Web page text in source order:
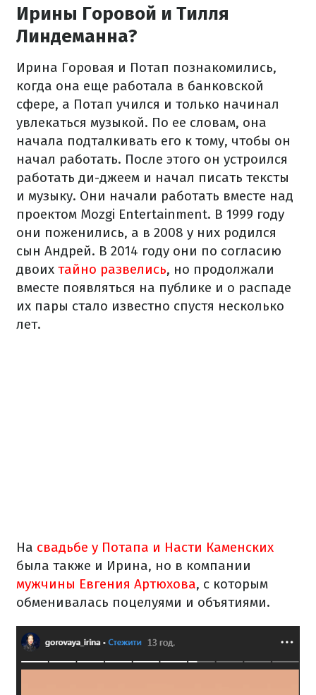
Ирины Горовой и Тилля
Линдеманна?
Ирина Горовая и Потап познакомились,
когда она еще работала в банковской
сфере, а Потап учился и только начинал
увлекаться музыкой. По ее словам, она
начала подталкивать его к тому, чтобы он
начал работать. После этого он устроился
работать ди-джеем и начал писать тексты
и музыку. Они начали работать вместе над
проектом Mozgi Entertainment. В 1999 году
они поженились, а в 2008 у них родился
сын Андрей. В 2014 году они по согласию
двоих тайно развелись, но продолжали
вместе появляться на публике и о распаде
их пары стало известно спустя несколько
лет.
На свадьбе у Потапа и Насти Каменских
была также и Ирина, но в компании
мужчины Евгения Артюхова, с которым
обменивалась поцелуями и объятиями.